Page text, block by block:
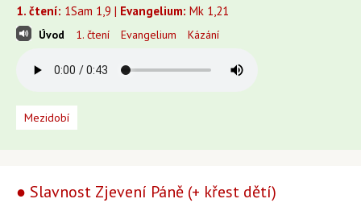
1. čtení: 1Sam 1,9 | Evangelium: Mk 1,21
Úvod 1. čtení Evangelium Kázání
Mezidobí
● Slavnost Zjevení Páně (+ křest dětí)